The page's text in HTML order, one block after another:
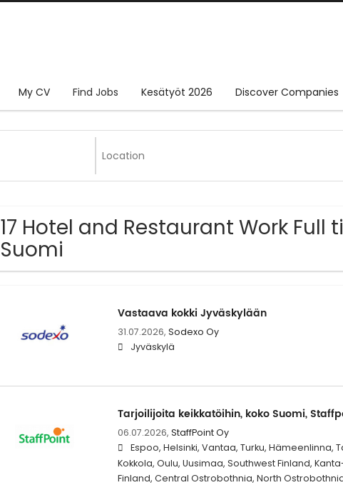
My CV Find Jobs Kesätyöt 2026 Discover Companies
17 Hotel and Restaurant Work Full
Suomi
Vastaava kokki Jyväskylään
31.07.2026, Sodexo Oy
Jyväskylä
Tarjoilijoita keikkatöihin, koko Suomi,
06.07.2026, StaffPoint Oy
Espoo, Helsinki, Vantaa, Turku, Hämeenlinna,
Kokkola, Oulu, Uusimaa, Southwest Finland,
Finland, Central Ostrobothnia, North